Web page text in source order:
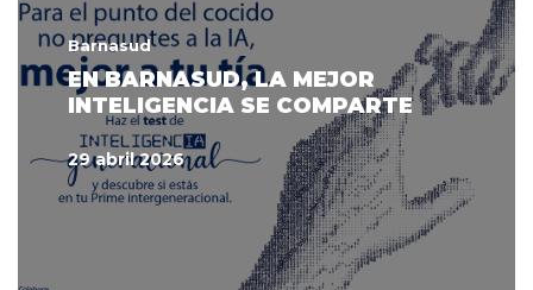
Barnasud
EN BARNASUD, LA MEJOR
INTELIGENCIA SE COMPARTE
29 abril 2026